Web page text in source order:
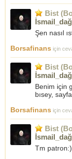
Bist
Şen nasıl
Borsafinans için
Bist
Benim için
bısey,
Borsafinans için
Bist
Tm patron:)